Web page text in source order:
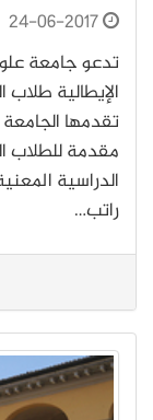
24-06-2017
الإيطالية طلاب
تقدمها
مقدمة للطلاب
الدراسية
راتب…